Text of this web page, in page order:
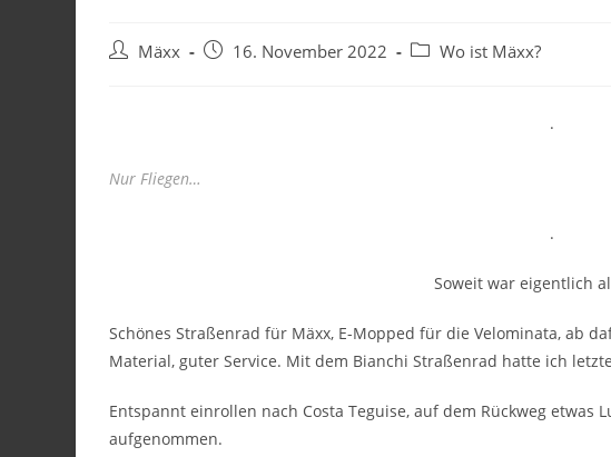
Mäxx 16. November 2022 Wo ist Mäxx?
.
Nur Fliegen…
.
Soweit war eigentlich
Schönes Straßenrad für Mäxx, E-Mopped für die Velominata, ab
Material, guter Service. Mit dem Bianchi Straßenrad hatte ich
Entspannt einrollen nach Costa Teguise, auf dem Rückweg
aufgenommen.